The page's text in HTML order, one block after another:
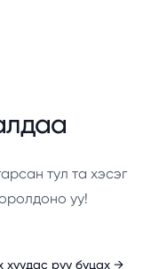
тул та хэсэг
уу!
хуудас руу буцах →